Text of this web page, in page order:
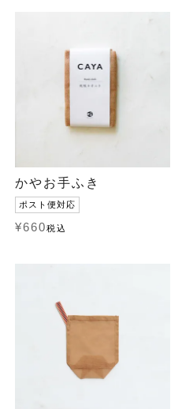
かやお手ふき
ポスト便対応
¥660税込